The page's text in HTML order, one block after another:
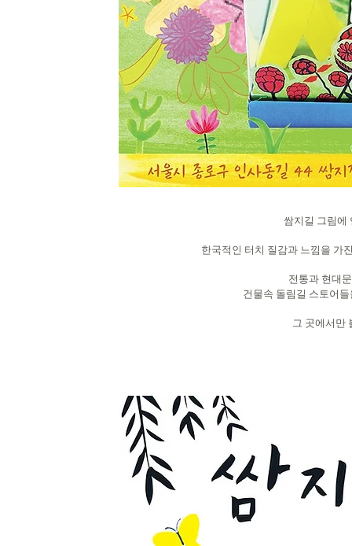
쌈지길 그림에
한국적인 터치 질감과 느낌을 가
전통과 현대
건물속 돌림길 스토어
그 곳에서만